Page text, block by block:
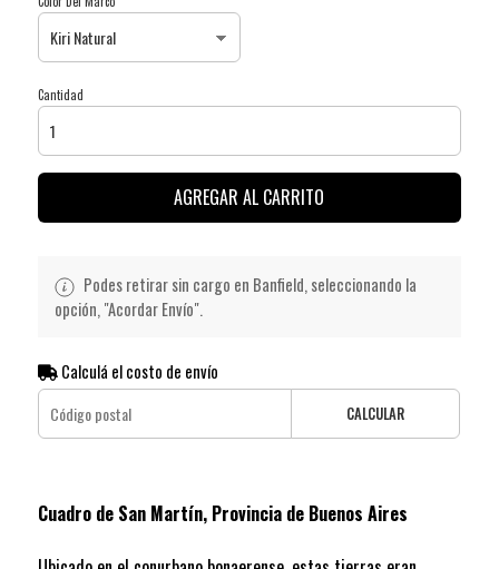
Cantidad
AGREGAR AL CARRITO
Podes retirar sin cargo en Banfield, seleccionando la
opción, "Acordar Envío".
Calculá el costo de envío
CALCULAR
Cuadro de San Martín, Provincia de Buenos Aires